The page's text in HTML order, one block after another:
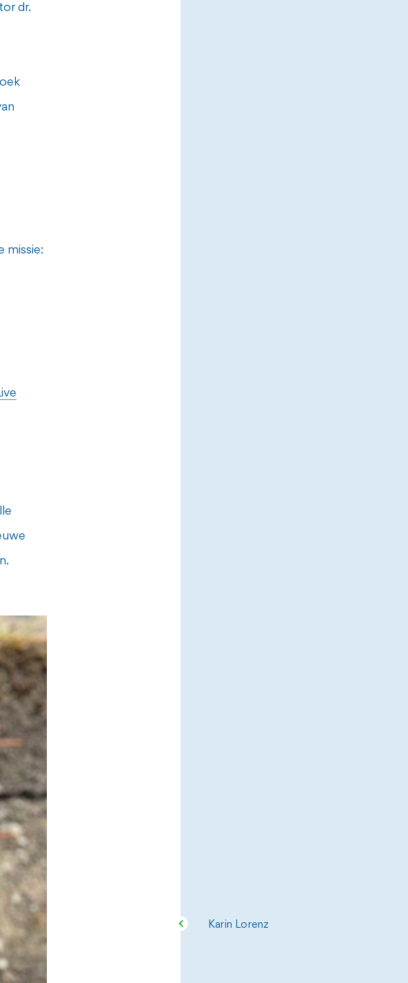
dr.
missie:
Karin Lorenz